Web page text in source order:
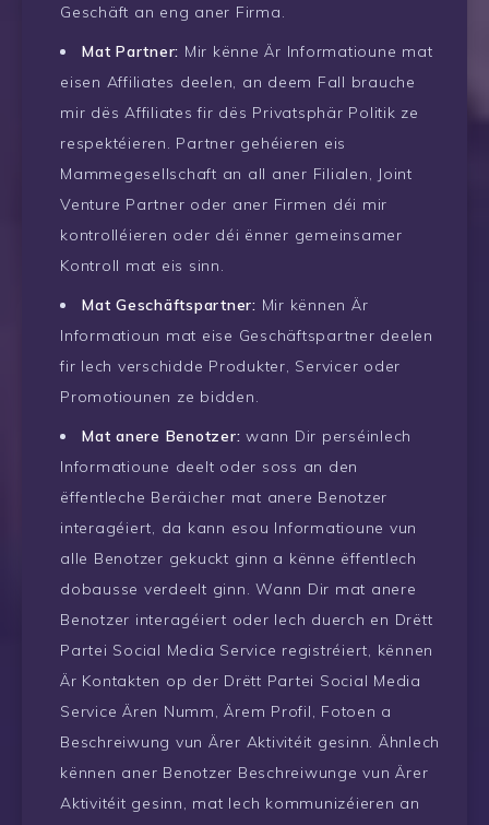
Geschäft an eng aner Firma.
Mat Partner: Mir kënne Är Informatioune mat
eisen Affiliates deelen, an deem Fall brauche
mir dës Affiliates fir dës Privatsphär Politik ze
respektéieren. Partner gehéieren eis
Mammegesellschaft an all aner Filialen, Joint
Venture Partner oder aner Firmen déi mir
kontrolléieren oder déi ënner gemeinsamer
Kontroll mat eis sinn.
Mat Geschäftspartner: Mir kënnen Är
Informatioun mat eise Geschäftspartner deelen
fir Iech verschidde Produkter, Servicer oder
Promotiounen ze bidden.
Mat anere Benotzer: wann Dir perséinlech
Informatioune deelt oder soss an den
ëffentleche Beräicher mat anere Benotzer
interagéiert, da kann esou Informatioune vun
alle Benotzer gekuckt ginn a kënne ëffentlech
dobausse verdeelt ginn. Wann Dir mat anere
Benotzer interagéiert oder Iech duerch en Drëtt
Partei Social Media Service registréiert, kënnen
Är Kontakten op der Drëtt Partei Social Media
Service Ären Numm, Ärem Profil, Fotoen a
Beschreiwung vun Ärer Aktivitéit gesinn. Ähnlech
kënnen aner Benotzer Beschreiwunge vun Ärer
Aktivitéit gesinn, mat Iech kommunizéieren an